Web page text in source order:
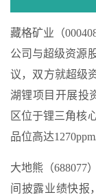
藏格矿业（
公司与超级资源
议，双方就超级
湖锂项目开展投
区位于锂三角核
品位高达1270ppm
大地熊（688077
间披露业绩快报